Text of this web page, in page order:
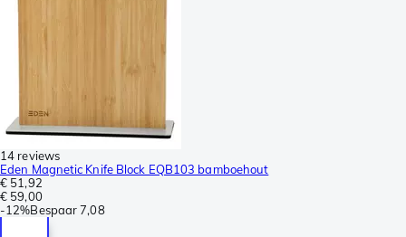
14 reviews
Eden Magnetic Knife Block EQB103 bamboehout
€ 51,92
€ 59,00
-12%Bespaar 7,08